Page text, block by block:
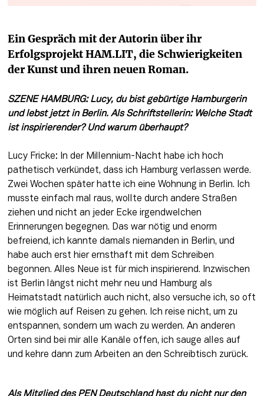
Ein Gespräch mit der Autorin über ihr
Erfolgsprojekt HAM.LIT, die Schwierigkeiten
der Kunst und ihren neuen Roman.
SZENE HAMBURG: Lucy, du bist gebürtige Hamburgerin
und lebst jetzt in Berlin. Als Schriftstellerin: Welche Stadt
ist inspirierender? Und warum überhaupt?
Lucy Fricke: In der Millennium-Nacht habe ich hoch
pathetisch verkündet, dass ich Hamburg verlassen werde.
Zwei Wochen später hatte ich eine Wohnung in Berlin. Ich
musste einfach mal raus, wollte durch andere Straßen
ziehen und nicht an jeder Ecke irgendwelchen
Erinnerungen begegnen. Das war nötig und enorm
befreiend, ich kannte damals niemanden in Berlin, und
habe auch erst hier ernsthaft mit dem Schreiben
begonnen. Alles Neue ist für mich inspirierend. Inzwischen
ist Berlin längst nicht mehr neu und Hamburg als
Heimatstadt natürlich auch nicht, also versuche ich, so oft
wie möglich auf Reisen zu gehen. Ich reise nicht, um zu
entspannen, sondern um wach zu werden. An anderen
Orten sind bei mir alle Kanäle offen, ich sauge alles auf
und kehre dann zum Arbeiten an den Schreibtisch zurück.
Als Mitglied des PEN Deutschland hast du nicht nur den